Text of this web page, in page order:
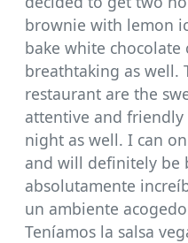
brownie with lemon
bake white chocolate
breathtaking as well.
restaurant are the
attentive and
night as well. I can
and will definitely be
absolutamente
un ambiente
Teníamos la salsa